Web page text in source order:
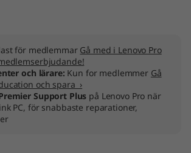
för medlemmar Gå med i Lenovo Pro
och lärare: Kun for medlemmer Gå
och spara ›
Support Plus på Lenovo Pro när
PC, för snabbaste reparationer,